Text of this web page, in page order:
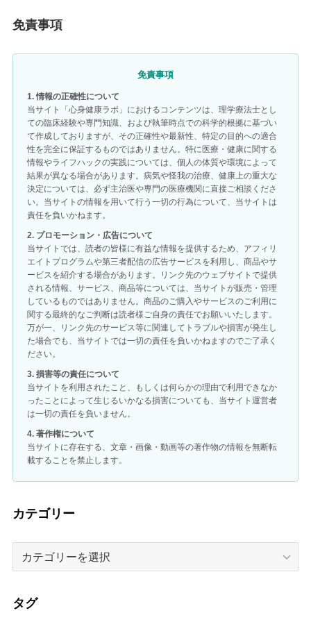
免責事項
免責事項
1. 情報の正確性について
当サイト「心身健康ラボ」におけるコンテンツは、理学療法士とし
ての臨床経験や専門知識、および執筆時点での科学的根拠に基づい
て作成しておりますが、その正確性や最新性、特定の目的への適合
性を完全に保証するものではありません。特に医療・健康に関する
情報やライフハックの実践については、個人の体質や環境によって
結果が異なる場合があります。病気や怪我の治療、健康上の重大な
決定については、必ず主治医や専門の医療機関に直接ご相談くださ
い。当サイトの情報を用いて行う一切の行為について、当サイトは
責任を負いかねます。
2. プロモーション・広告について
当サイトでは、読者の皆様に有益な情報を提供するため、アフィリ
エイトプログラムや第三者配信の広告サービスを利用し、商品やサ
ービスを紹介する場合があります。リンク先のウェブサイトで提供
される情報、サービス、商品等については、当サイトが販売・管理
しているものではありません。商品のご購入やサービスのご利用に
関する最終的なご判断は読者様ご自身の責任でお願いいたします。
万が一、リンク先のサービス等に関連してトラブルや損害が発生し
た場合でも、当サイトでは一切の責任を負いかねますのでご了承く
ださい。
3. 損害等の責任について
当サイトを利用されたこと、もしくは何らかの理由で利用できなか
ったことによって生じるいかなる損害についても、当サイト運営者
は一切の責任を負いません。
4. 著作権について
当サイトに存在する、文章・画像・動画等の著作物の情報を無断転
載することを禁止します。
カテゴリー
リ
タグ